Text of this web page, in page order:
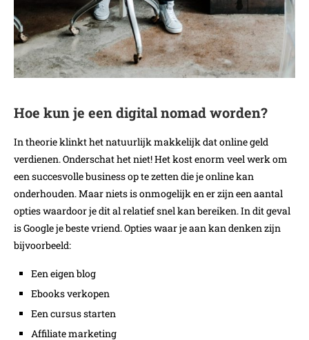
Hoe kun je een digital nomad worden?
In theorie klinkt het natuurlijk makkelijk dat online geld
verdienen. Onderschat het niet! Het kost enorm veel werk om
een succesvolle business op te zetten die je online kan
onderhouden. Maar niets is onmogelijk en er zijn een aantal
opties waardoor je dit al relatief snel kan bereiken. In dit geval
is Google je beste vriend. Opties waar je aan kan denken zijn
bijvoorbeeld:
Een eigen blog
Ebooks verkopen
Een cursus starten
Affiliate marketing